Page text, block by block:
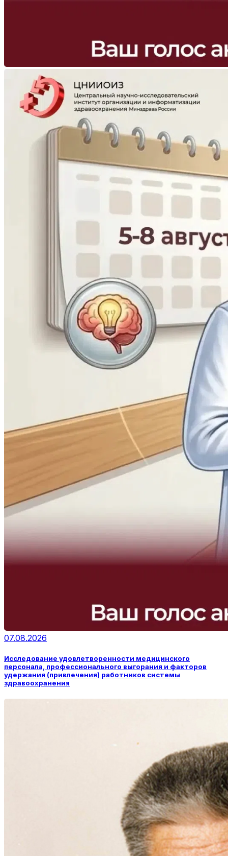
07.08.2026
Исследование удовлетворенности медицинского
персонала, профессионального выгорания и факторов
удержания (привлечения) работников системы
здравоохранения